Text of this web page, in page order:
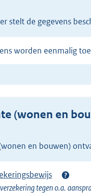
stelt de gegevens
worden eenmalig
(wonen en
en bouwen)
tegen o.a.